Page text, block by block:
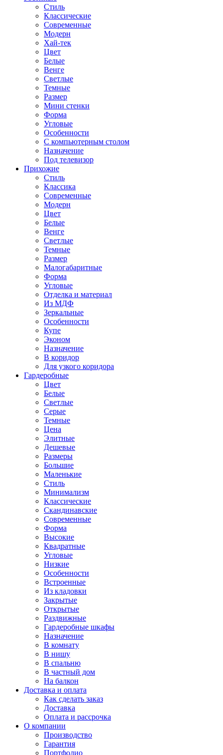
Стиль
Классические
Современные
Модерн
Хай-тек
Цвет
Белые
Венге
Светлые
Темные
Размер
Мини стенки
Форма
Угловые
Особенности
С компьютерным столом
Назначение
Под телевизор
Прихожие
Стиль
Классика
Современные
Модерн
Цвет
Белые
Венге
Светлые
Темные
Размер
Малогабаритные
Форма
Угловые
Отделка и материал
Из МДФ
Зеркальные
Особенности
Купе
Эконом
Назначение
В коридор
Для узкого коридора
Гардеробные
Цвет
Белые
Светлые
Серые
Темные
Цена
Элитные
Дешевые
Размеры
Большие
Маленькие
Стиль
Минимализм
Классические
Скандинавские
Современные
Форма
Высокие
Квадратные
Угловые
Низкие
Особенности
Встроенные
Из кладовки
Закрытые
Открытые
Раздвижные
Гардеробные шкафы
Назначение
В комнату
В нишу
В спальню
В частный дом
На балкон
Доставка и оплата
Как сделать заказ
Доставка
Оплата и рассрочка
О компании
Производство
Гарантия
Портфолио